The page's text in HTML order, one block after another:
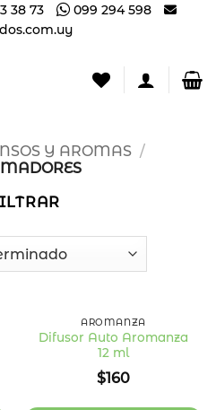
38 73
099 294 598
Y AROMAS /
AROMANZA
Difusor Auto Aromanza
12 ml
$160